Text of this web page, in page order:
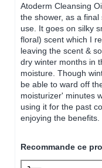
Atoderm Cleansing
the shower, as a
use. It goes on silky
floral) scent which I
leaving the scent &
dry winter months in
moisture. Though
be able to ward off
moisturizer' minutes
using it for the past
enjoying the benefits.
Recommande ce